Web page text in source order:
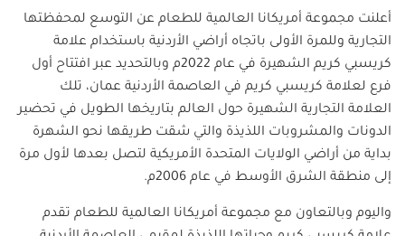
أعلنت مجموعة أمريكانا العالمية للطعام عن التوسع لمحفظتها
التجارية وللمرة الأولى باتجاه أراضي الأردنية باستخدام علامة
كريسبي كريم الشهيرة في عام 2022م وبالتحديد عبر افتتاح أول
فرع لعلامة كريسبي كريم في العاصمة الأردنية عمان، تلك
العلامة التجارية الشهيرة حول العالم بتاريخها الطويل في تحضير
الدونات والمشروبات اللذيذة والتي شقت طريقها نحو الشهرة
بداية من أراضي الولايات المتحدة الأمريكية لتصل بعدها لأول مرة
إلى منطقة الشرق الأوسط في عام 2006م.
واليوم وبالتعاون مع مجموعة أمريكانا العالمية للطعام تقدم